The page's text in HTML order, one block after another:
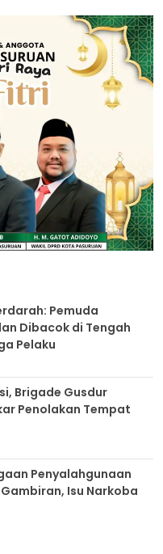
Pemuda
Dibacok di Tengah
Pelaku
Brigade Gusdur
Penolakan Tempat
Penyalahgunaan
Isu Narkoba